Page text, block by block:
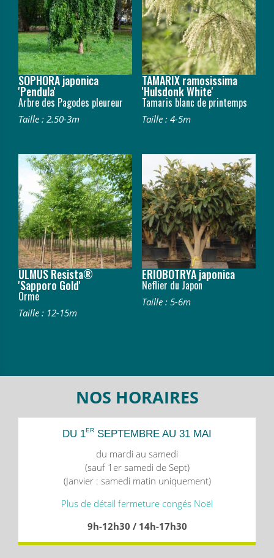
SOPHORA japonica
'Pendula'
Arbre des Pagodes pleureur
Taille : 2.50-3m
TAMARIX ramosissima
'Hulsdonk White'
Tamaris blanc de printemps
Taille : 4-5m
ULMUS Resista®
'Sapporo Gold'
Orme
Taille : 12-15m
ERIOBOTRYA japonica
Neflier du Japon
Taille : 5-6m
NOS HORAIRES
DU 1ER SEPTEMBRE AU 31 MAI
du mardi au samedi
(sauf 1er samedi de Sept)
(Janvier : samedi matin uniquement)
Plus de détail fermeture congés Noël
9h-12h30 / 14h-17h30